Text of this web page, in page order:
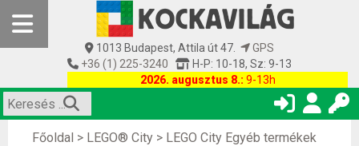
1013 Budapest, Attila út 47.
GPS
+36 (1) 225-3240
H-P: 10-18, Sz: 9-13
2026. augusztus 8.: 9-13h
Főoldal > LEGO® City > LEGO City Egyéb termékek